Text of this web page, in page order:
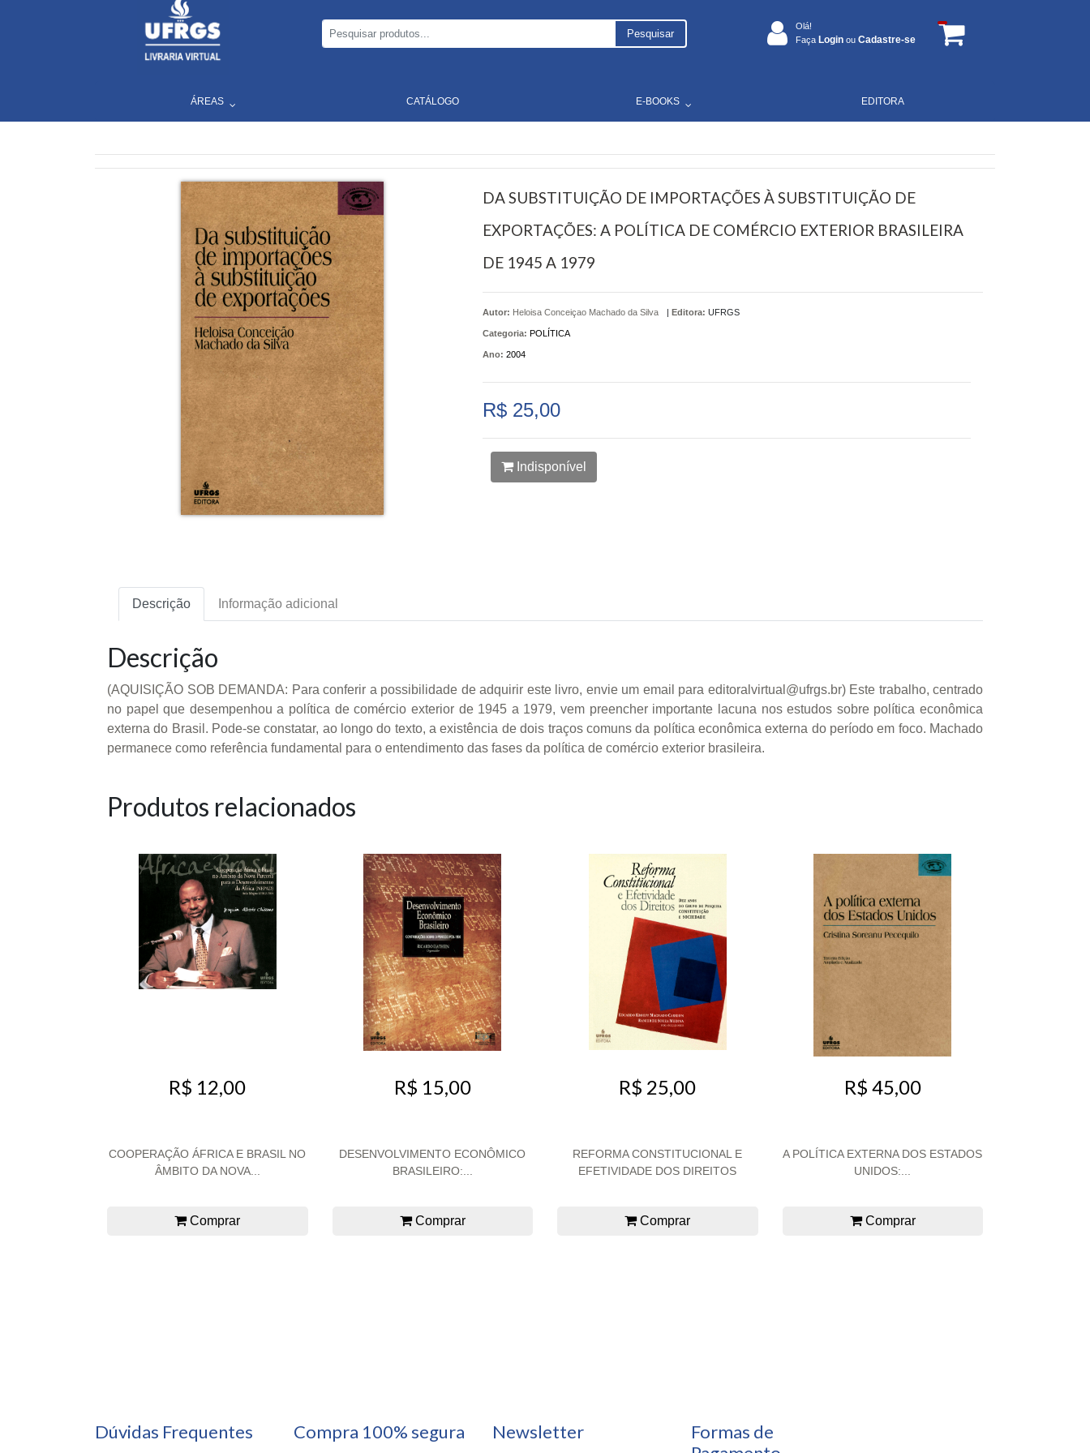
Pesquisar
Olá!
Faça Login ou Cadastre-se
ÁREAS CATÁLOGO E-BOOKS EDITORA
DA SUBSTITUIÇÃO DE IMPORTAÇÕES À SUBSTITUIÇÃO DE
EXPORTAÇÕES: A POLÍTICA DE COMÉRCIO EXTERIOR BRASILEIRA
DE 1945 A 1979
Autor: Heloisa Conceiçao Machado da Silva | Editora: UFRGS
Categoria: POLÍTICA
Ano: 2004
R$ 25,00
Indisponível
Descrição Informação adicional
Descrição
(AQUISIÇÃO SOB DEMANDA: Para conferir a possibilidade de adquirir este livro, envie um email para editoralvirtual@ufrgs.br) Este trabalho, centrado
no papel que desempenhou a política de comércio exterior de 1945 a 1979, vem preencher importante lacuna nos estudos sobre política econômica
externa do Brasil. Pode-se constatar, ao longo do texto, a existência de dois traços comuns da política econômica externa do período em foco. Machado
permanece como referência fundamental para o entendimento das fases da política de comércio exterior brasileira.
Produtos relacionados
R$ 12,00
COOPERAÇÃO ÁFRICA E BRASIL NO
ÂMBITO DA NOVA...
Comprar
R$ 15,00
DESENVOLVIMENTO ECONÔMICO
BRASILEIRO:...
Comprar
R$ 25,00
REFORMA CONSTITUCIONAL E
EFETIVIDADE DOS DIREITOS
Comprar
R$ 45,00
A POLÍTICA EXTERNA DOS ESTADOS
UNIDOS:...
Comprar
Dúvidas Frequentes Compra 100% segura Newsletter
Formas de